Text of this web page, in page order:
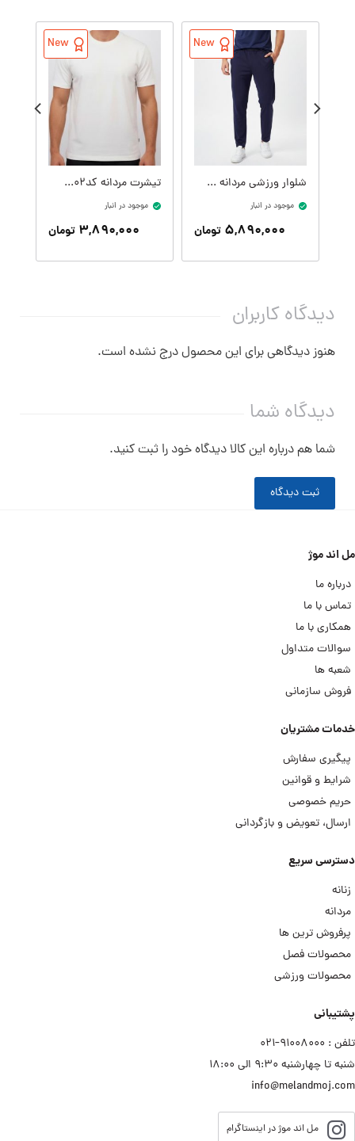
New
شلوار ورزشی مردانه کدM09407-400
موجود در انبار
۵,۸۹۰,۰۰۰ تومان
New
تیشرت مردانه کدM09414-002
موجود در انبار
۳,۸۹۰,۰۰۰ تومان
دیدگاه کاربران
هنوز دیدگاهی برای این محصول درج نشده است.
دیدگاه شما
شما هم درباره این کالا دیدگاه خود را ثبت کنید.
ثبت دیدگاه
مل اند موژ
درباره ما
تماس با ما
همکاری با ما
سوالات متداول
شعبه ها
فروش سازمانی
خدمات مشتریان
پیگیری سفارش
شرایط و قوانین
حریم خصوصی
ارسال، تعویض و بازگردانی
دسترسی سریع
زنانه
مردانه
پرفروش ترین ها
محصولات فصل
محصولات ورزشی
پشتیبانی
تلفن : ۹۱۰۰۸۰۰۰−۰۲۱
شنبه تا چهارشنبه ۹:۳۰ الی ۱۸:۰۰
info@melandmoj.com
مل اند موژ در اینستاگرام